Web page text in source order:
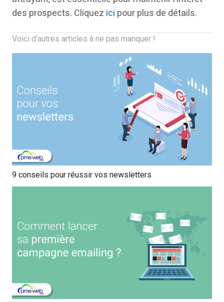
des prospects. Cliquez ici pour plus de détails.
Voici d'autres articles à ne pas manquer !
9 conseils pour réussir vos newsletters